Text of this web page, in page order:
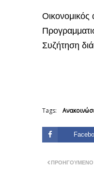
Οικονομικός
Συζήτηση
Tags: